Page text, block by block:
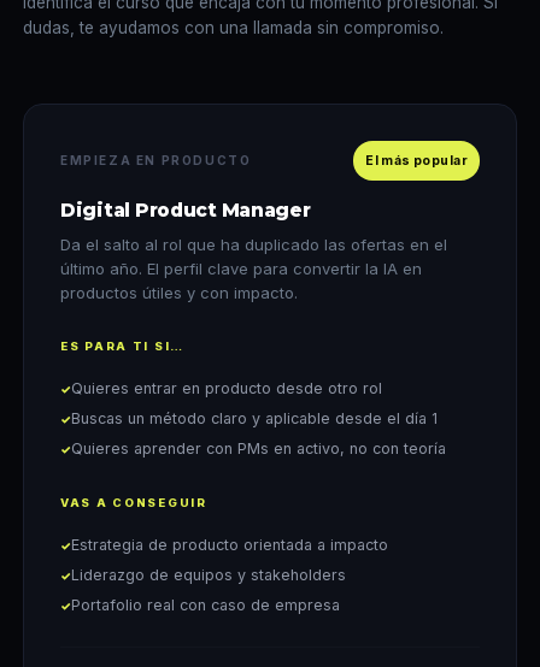
dudas, te ayudamos con una llamada sin compromiso.
EMPIEZA EN PRODUCTO El más popular
Digital Product Manager
Da el salto al rol que ha duplicado las ofertas en el
último año. El perfil clave para convertir la IA en
productos útiles y con impacto.
ES PARA TI SI…
Quieres entrar en producto desde otro rol
Buscas un método claro y aplicable desde el día 1
Quieres aprender con PMs en activo, no con teoría
VAS A CONSEGUIR
Estrategia de producto orientada a impacto
Liderazgo de equipos y stakeholders
Portafolio real con caso de empresa